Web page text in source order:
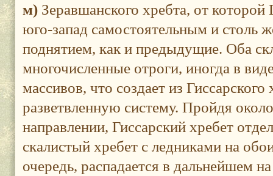
м) Зеравшанского хребта, от которой
юго-запад самостоятельным и столь
поднятием, как и предыдущие. Оба
многочисленные отроги, иногда в
массивов, что создает из
разветвленную систему. Пройдя
направлении, Гиссарский хребет
скалистый хребет с ледниками на
очередь, распадается в дальнейшем